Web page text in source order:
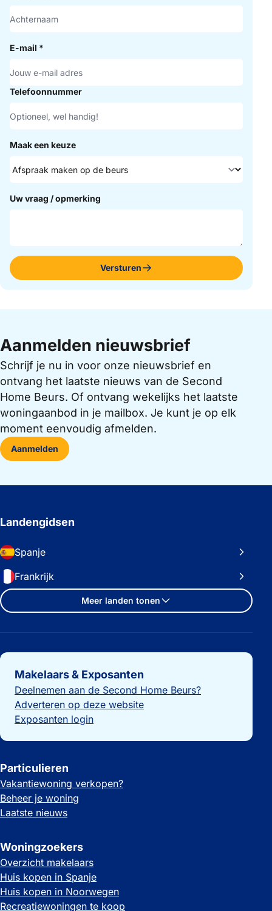
E-mail *
Telefoonnummer
Maak een keuze
Uw vraag / opmerking
Versturen
Aanmelden nieuwsbrief
Schrijf je nu in voor onze nieuwsbrief en
ontvang het laatste nieuws van de Second
Home Beurs. Of ontvang wekelijks het laatste
woningaanbod in je mailbox. Je kunt je op elk
moment eenvoudig afmelden.
Aanmelden
Landengidsen
Spanje
Frankrijk
Meer landen tonen
Belangrijke links
Makelaars & Exposanten
Deelnemen aan de Second Home Beurs?
Adverteren op deze website
Exposanten login
Particulieren
Vakantiewoning verkopen?
Beheer je woning
Laatste nieuws
Woningzoekers
Overzicht makelaars
Huis kopen in Spanje
Huis kopen in Noorwegen
Recreatiewoningen te koop